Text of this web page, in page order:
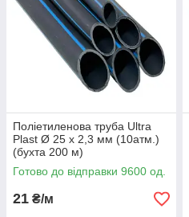
Поліетиленова труба Ultra
Plast Ø 25 х 2,3 мм (10атм.)
(бухта 200 м)
Готово до відправки 9600 од.
21 ₴/м